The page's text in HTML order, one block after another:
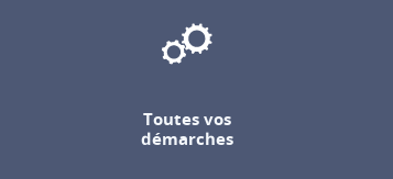
Toutes vos
démarches